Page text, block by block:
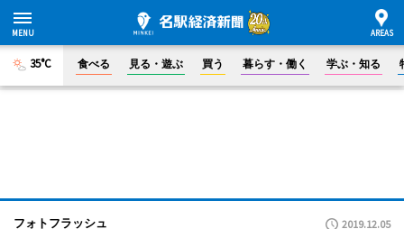
35°C 食べる 見る・遊ぶ 買う 暮らす・働く 学ぶ・知る
フォトフラッシュ 2019.12.05